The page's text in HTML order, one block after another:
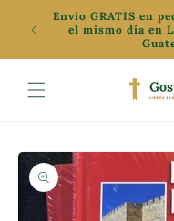
directamente
al contenido
Envío GRATIS en
el mismo día en
directamente
información
del producto